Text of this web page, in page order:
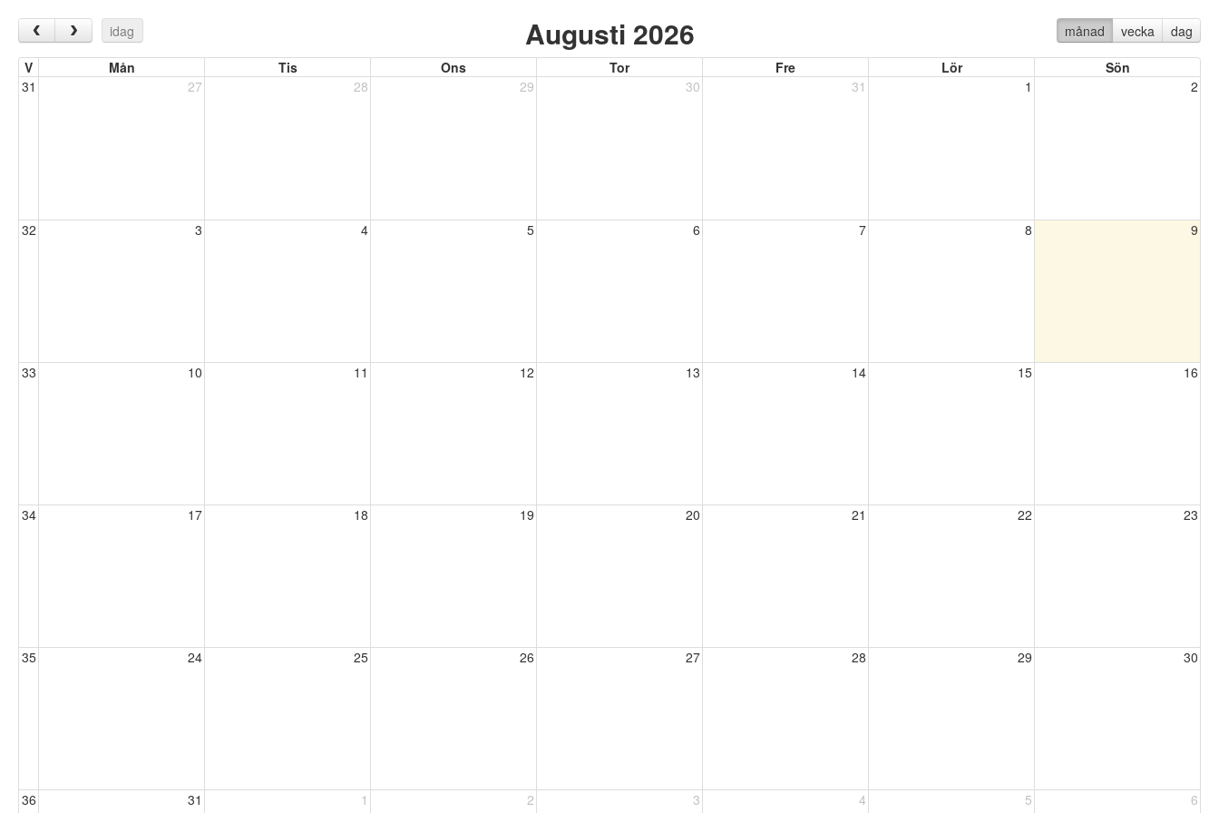
‹ › idag Augusti 2026 månad vecka
dag
V
Mån Tis Ons Tor Fre Lör
Sön
31
27 28 29 30 31 1 2
32 3 4 5 6 7 8 9
33 10 11 12 13 14 15 16
34 17 18 19 20 21 22 23
35 24 25 26 27 28 29 30
36 31 1 2 3 4 5 6